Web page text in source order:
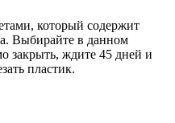
который содержит
Выбирайте в данном
закрыть, ждите 45 дней и
пластик.